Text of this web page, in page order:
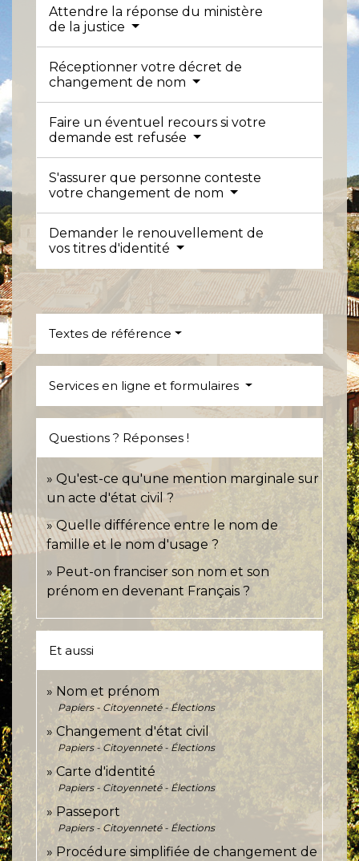
Attendre la réponse du ministère
de la justice
Réceptionner votre décret de
changement de nom
Faire un éventuel recours si votre
demande est refusée
S'assurer que personne conteste
votre changement de nom
Demander le renouvellement de
vos titres d'identité
Textes de référence
Services en ligne et formulaires
Questions ? Réponses !
Qu'est-ce qu'une mention marginale sur
un acte d'état civil ?
Quelle différence entre le nom de
famille et le nom d'usage ?
Peut-on franciser son nom et son
prénom en devenant Français ?
Et aussi
Nom et prénom
Papiers - Citoyenneté - Élections
Changement d'état civil
Papiers - Citoyenneté - Élections
Carte d'identité
Papiers - Citoyenneté - Élections
Passeport
Papiers - Citoyenneté - Élections
Procédure simplifiée de changement de